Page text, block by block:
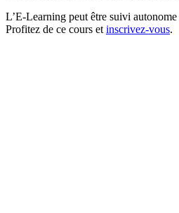
L’E-Learning peut être suivi autonome
Profitez de ce cours et inscrivez-vous.